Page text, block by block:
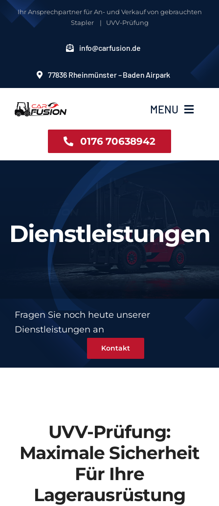
Zum
Inhalt
Ihr Ansprechpartner für An- und Verkauf von gebrauchten
Stapler | UVV-Prüfung
info@carfusion.de
77836 Rheinmünster – Baden Airpark
MENU
gebrauchte Stapler
Stapler mieten
UVV
Über CAR FUSION
0176 70638942
Dienstleistungen
Fragen Sie noch heute unserer
Dienstleistungen an
Kontakt
UVV-Prüfung:
Maximale Sicherheit
Für Ihre
Lagerausrüstung